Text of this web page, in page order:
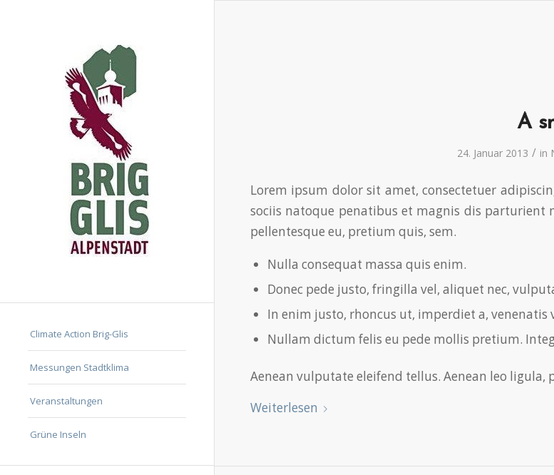
Climate Action Brig-Glis
Messungen Stadtklima
Veranstaltungen
Grüne Inseln
A
24. Januar 2013 / in
Lorem ipsum dolor sit amet, consectetuer
sociis natoque penatibus et magnis dis parturient
pellentesque eu, pretium quis, sem.
Nulla consequat massa quis enim.
Donec pede justo, fringilla vel, aliquet nec,
In enim justo, rhoncus ut, imperdiet a, venenatis
Nullam dictum felis eu pede mollis pretium.
Aenean vulputate eleifend tellus. Aenean leo
Weiterlesen